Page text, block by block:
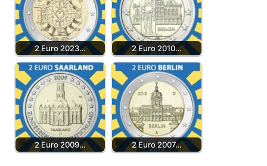
2 Euro 2023… 2 Euro 2010…
2 Euro 2009… 2 Euro 2007…